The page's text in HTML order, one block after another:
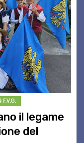
F.V.G.
il legame
del